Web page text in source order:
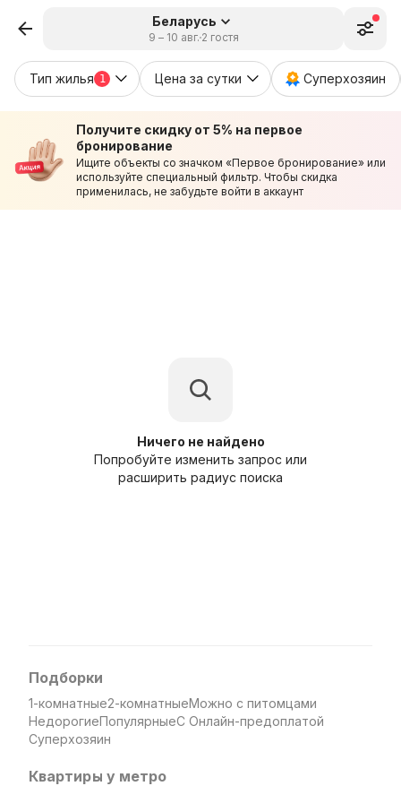
Беларусь
9 – 10 авг.2 гостя
Тип жилья 1 Цена за сутки Суперхозяин
Получите скидку от 5% на первое
бронирование
Ищите объекты со значком «Первое бронирование» или
используйте специальный фильтр. Чтобы скидка
применилась, не забудьте войти в аккаунт
Ничего не найдено
Попробуйте изменить запрос или
расширить радиус поиска
Подборки
1-комнатные2-комнатныеМожно с питомцами
НедорогиеПопулярныеС Онлайн-предоплатой
Суперхозяин
Квартиры у метро